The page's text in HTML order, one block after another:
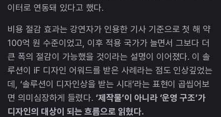
이터로 연동돼 있다고 했다.
비용 절감 효과는 강연자가 인용한 기사 기준으로 첫 해 약
100억 원 수준이었고, 이후 적용 국가가 늘면서 그보다 더
큰 폭의 절감이 가능했을 것이라는 설명이 이어졌다. 이 솔
루션이 iF 디자인 어워드를 받은 사례라는 점도 인상깊었는
데, ‘솔루션이 디자인상을 받는 시대’라는 표현이 곱씹어보
면 의미심장하게 들렸다. ‘제작물’이 아니라 ‘운영 구조’가
디자인의 대상이 되는 흐름으로 읽혔다.